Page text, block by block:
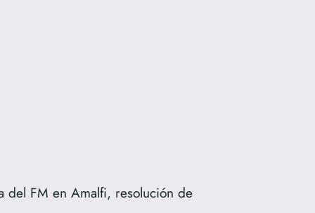
del FM en Amalfi, resolución de